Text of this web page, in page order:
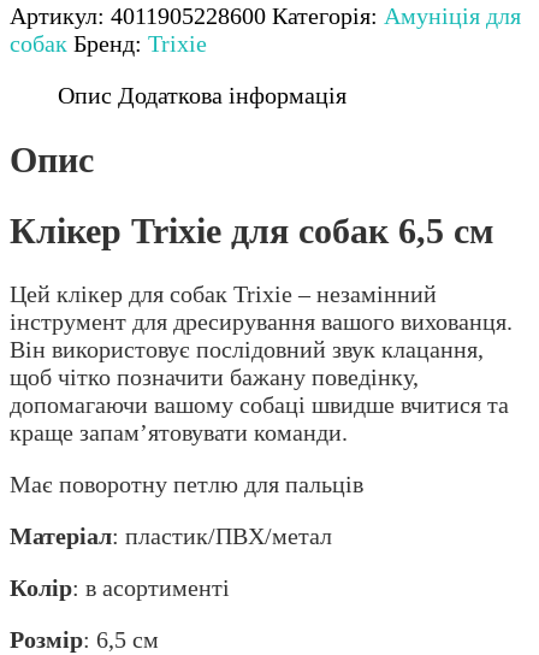
Артикул: 4011905228600 Категорія: Амуніція для
собак Бренд: Trixie
Опис Додаткова інформація
Опис
Клікер Trixie для собак 6,5 см
Цей клікер для собак Trixie – незамінний
інструмент для дресирування вашого вихованця.
Він використовує послідовний звук клацання,
щоб чітко позначити бажану поведінку,
допомагаючи вашому собаці швидше вчитися та
краще запам’ятовувати команди.
Має поворотну петлю для пальців
Матеріал: пластик/ПВХ/метал
Колір: в асортименті
Розмір: 6,5 см